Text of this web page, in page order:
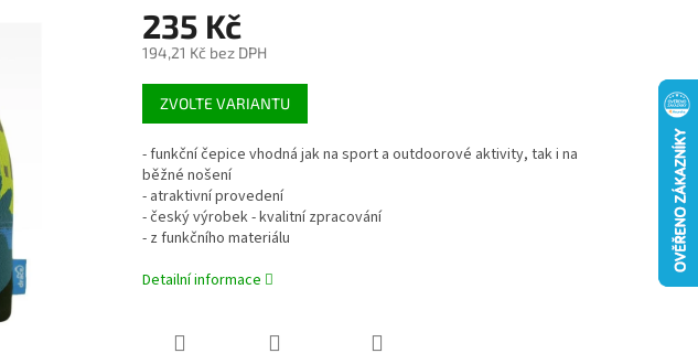
235 Kč
194,21 Kč bez DPH
Měrná
cena:
ZVOLTE VARIANTU
- funkční čepice vhodná jak na sport a outdoorové aktivity, tak i na
běžné nošení
- atraktivní provedení
- český výrobek - kvalitní zpracování
- z funkčního materiálu
Detailní informace